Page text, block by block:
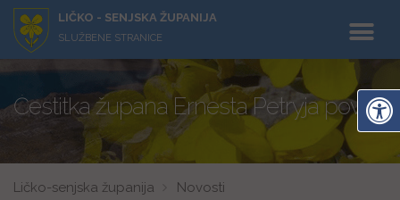
LIČKO - SENJSKA ŽUPANIJA
SLUŽBENE STRANICE
Čestitka župana Ernesta Petryja
Ličko-senjska županija
Novosti